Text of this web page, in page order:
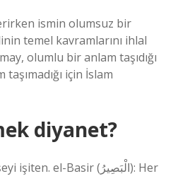
ismin olumsuz bir
temel kavramlarını ihlal
olumlu bir anlam taşıdığı
için İslam
diyanet?